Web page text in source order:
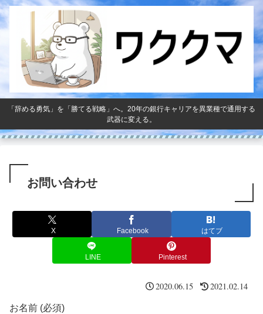
「辞める勇気」を「勝てる戦略」へ。20年の銀行キャリアを異業種で通用する
武器に変える。
お問い合わせ
X Facebook はてブ
LINE Pinterest
2020.06.15 2021.02.14
お名前 (必須)